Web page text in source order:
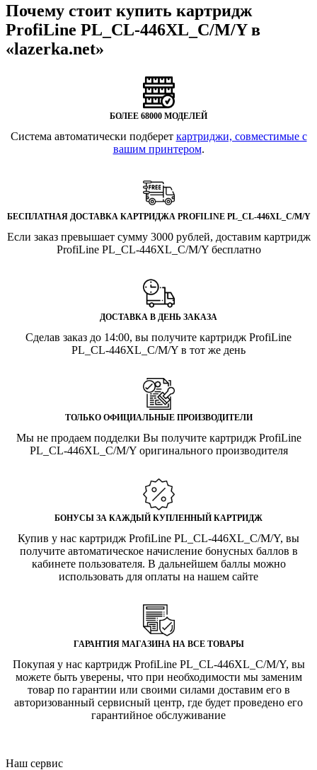
Почему стоит купить картридж
ProfiLine PL_CL-446XL_C/M/Y в
«lazerka.net»
БОЛЕЕ 68000 МОДЕЛЕЙ
Система автоматически подберет картриджи, совместимые с
вашим принтером.
БЕСПЛАТНАЯ ДОСТАВКА КАРТРИДЖА PROFILINE PL_CL-446XL_C/M/Y
Если заказ превышает сумму 3000 рублей, доставим картридж
ProfiLine PL_CL-446XL_C/M/Y бесплатно
ДОСТАВКА В ДЕНЬ ЗАКАЗА
Сделав заказ до 14:00, вы получите картридж ProfiLine
PL_CL-446XL_C/M/Y в тот же день
ТОЛЬКО ОФИЦИАЛЬНЫЕ ПРОИЗВОДИТЕЛИ
Мы не продаем подделки Вы получите картридж ProfiLine
PL_CL-446XL_C/M/Y оригинального производителя
БОНУСЫ ЗА КАЖДЫЙ КУПЛЕННЫЙ КАРТРИДЖ
Купив у нас картридж ProfiLine PL_CL-446XL_C/M/Y, вы
получите автоматическое начисление бонусных баллов в
кабинете пользователя. В дальнейшем баллы можно
использовать для оплаты на нашем сайте
ГАРАНТИЯ МАГАЗИНА НА ВСЕ ТОВАРЫ
Покупая у нас картридж ProfiLine PL_CL-446XL_C/M/Y, вы
можете быть уверены, что при необходимости мы заменим
товар по гарантии или своими силами доставим его в
авторизованный сервисный центр, где будет проведено его
гарантийное обслуживание
Наш сервис